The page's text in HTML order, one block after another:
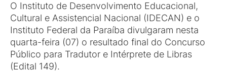
O Instituto de Desenvolvimento Educacional,
Cultural e Assistencial Nacional (IDECAN) e o
Instituto Federal da Paraíba divulgaram nesta
quarta-feira (07) o resultado final do Concurso
Público para Tradutor e Intérprete de Libras
(Edital 149).